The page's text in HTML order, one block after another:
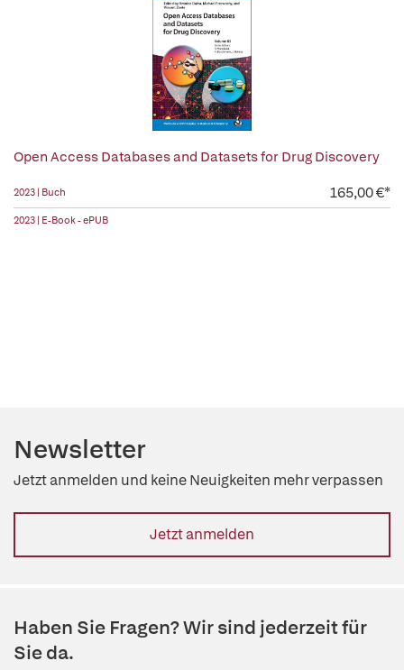
Open Access Databases and Datasets for Drug Discovery
2023 | Buch 165,00 €*
2023 | E-Book - ePUB
Newsletter
Jetzt anmelden und keine Neuigkeiten mehr verpassen
Jetzt anmelden
Haben Sie Fragen? Wir sind jederzeit für
Sie da.